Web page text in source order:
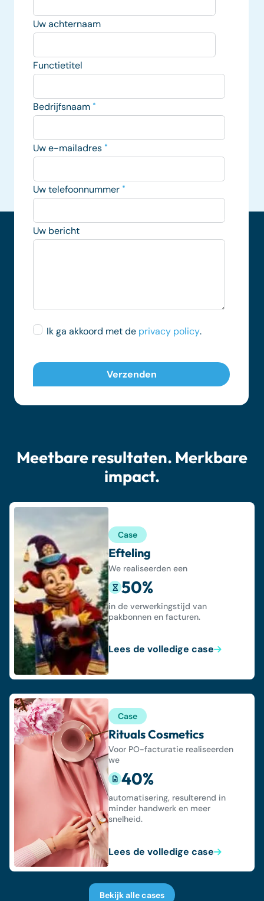
Uw achternaam
Functietitel
Bedrijfsnaam *
Uw e-mailadres *
Uw telefoonnummer *
Uw bericht
Ik ga akkoord met de privacy policy.
Meetbare resultaten. Merkbare
impact.
Case
Efteling
We realiseerden een
50%
in de verwerkingstijd van
pakbonnen en facturen.
Lees de volledige case
Case
Rituals Cosmetics
Voor PO-facturatie realiseerden
we
40%
automatisering, resulterend in
minder handwerk en meer
snelheid.
Lees de volledige case
Bekijk alle cases